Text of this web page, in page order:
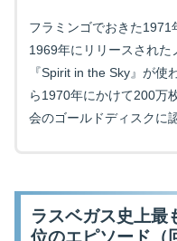
フラミンゴでおきた1971
1969年にリリースされ
『Spirit in the Sky』が
ら1970年にかけて200万
会のゴールドディスクに
ラスベガス史上最
位のエピソード（